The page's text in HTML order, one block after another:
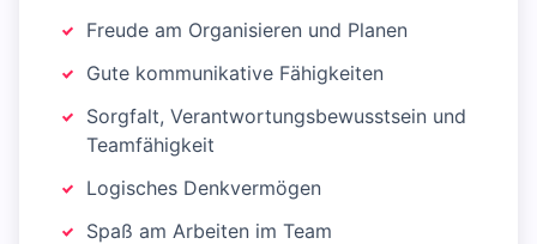
Freude am Organisieren und Planen
Gute kommunikative Fähigkeiten
Sorgfalt, Verantwortungsbewusstsein und
Teamfähigkeit
Logisches Denkvermögen
Spaß am Arbeiten im Team